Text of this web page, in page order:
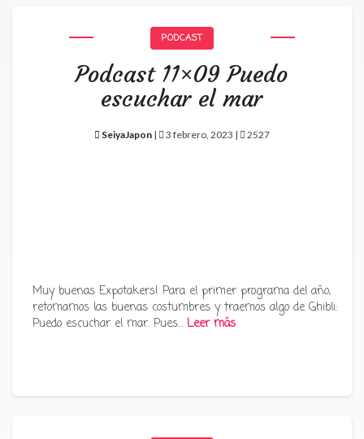
PODCAST
Podcast 11×09 Puedo
escuchar el mar
SeiyaJapon | 3 febrero, 2023 | 2527
Muy buenas Expotakers! Para el primer programa del año,
retomamos las buenas costumbres y traemos algo de Ghibli:
Puedo escuchar el mar. Pues… Leer más